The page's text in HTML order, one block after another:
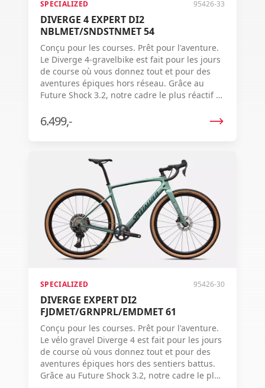
SPECIALIZED 95426-33
DIVERGE 4 EXPERT DI2
NBLMET/SNDSTNMET 54
Conçu pour les courses. Prêt pour l'aventure.
Le Diverge 4-gravelbike est fait pour les jours
de course où vous donnez tout et pour des
aventures épiques hors réseau. Grâce au
Future Shock 3.2, notre cadre le plus réactif à
pneu et un grand espace de rangement
interne, le meilleur gravelbike du monde est
tout est possible.
6.499,-
SPECIALIZED 95426-30
DIVERGE EXPERT DI2
FJDMET/GRNPRL/EMDMET 61
Conçu pour les courses. Prêt pour l'aventure.
Le vélo gravel Diverge 4 est fait pour les jours
de course où vous donnez tout et pour des
aventures épiques hors des sentiers battus.
Grâce au Future Shock 3.2, notre cadre le plus